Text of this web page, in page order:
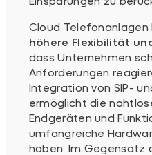
Cloud
höhere Flexibilität
dass Unternehmen
Anforderungen
Integration von SIP-
ermöglicht die
Endgeräten und
umfangreiche
haben. Im Gegensatz